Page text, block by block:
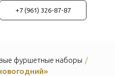
+7 (961) 326-87-87
фуршетные наборы /